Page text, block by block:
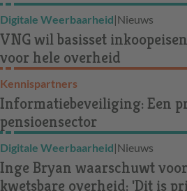
Digitale Weerbaarheid|Nieuws
VNG wil basisset
voor hele overheid
Kennispartners
Informatiebeveiliging: Een
pensioensector
Digitale Weerbaarheid|Nieuws
Inge Bryan waarschuwt
kwetsbare overheid: 'Dit is